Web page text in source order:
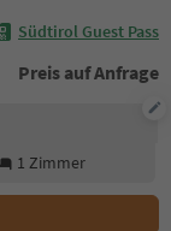
Südtirol Guest Pass
Preis auf Anfrage
1 Zimmer